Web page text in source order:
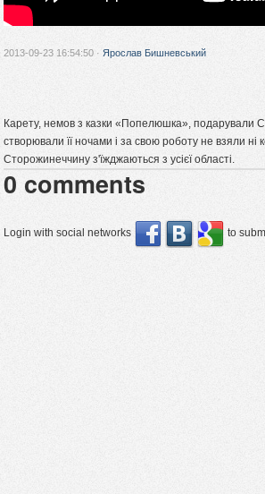
2013-09-23 16:54:50 · Ярослав Бишневський
Карету, немов з казки «Попелюшка», подарували
створювали її ночами і за свою роботу не взяли ні
Сторожинеччину з'їжджаються з усієї області.
0 comments
Login with social networks to